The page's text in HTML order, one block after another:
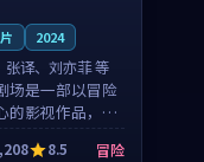
2024
张译、刘亦菲 等
场是一部以冒险
的影视作品，围
、反转与人物成
，整体节奏紧
8.5 冒险